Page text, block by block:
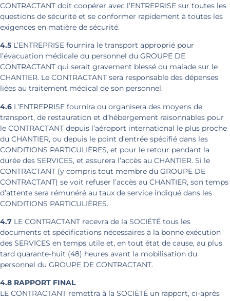
CONTRACTANT doit coopérer avec l’ENTREPRISE sur toutes les
questions de sécurité et se conformer rapidement à toutes les
exigences en matière de sécurité.
4.5 L’ENTREPRISE fournira le transport approprié pour
l’évacuation médicale du personnel du GROUPE DE
CONTRACTANT qui serait gravement blessé ou malade sur le
CHANTIER. Le CONTRACTANT sera responsable des dépenses
liées au traitement médical de son personnel.
4.6 L’ENTREPRISE fournira ou organisera des moyens de
transport, de restauration et d’hébergement raisonnables pour
le CONTRACTANT depuis l’aéroport international le plus proche
du CHANTIER, ou depuis le point d’entrée spécifié dans les
CONDITIONS PARTICULIÈRES, et pour le retour pendant la
durée des SERVICES, et assurera l’accès au CHANTIER. Si le
CONTRACTANT (y compris tout membre du GROUPE DE
CONTRACTANT) se voit refuser l’accès au CHANTIER, son temps
d’attente sera rémunéré au taux de service indiqué dans les
CONDITIONS PARTICULIÈRES.
4.7 LE CONTRACTANT recevra de la SOCIÉTÉ tous les
documents et spécifications nécessaires à la bonne exécution
des SERVICES en temps utile et, en tout état de cause, au plus
tard quarante-huit (48) heures avant la mobilisation du
personnel du GROUPE DE CONTRACTANT.
4.8 RAPPORT FINAL
LE CONTRACTANT remettra à la SOCIÉTÉ un rapport, ci-après